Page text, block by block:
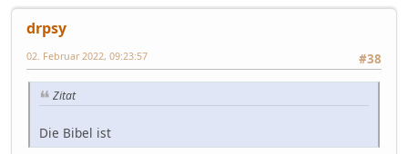
drpsy
#38
02. Februar 2022, 09:23:57
Zitat
Die Bibel ist